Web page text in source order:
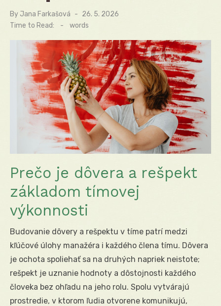
By Jana Farkašová
Posted
on
26. 5. 2026
Time to Read:
- words
Prečo je dôvera a rešpekt
základom tímovej
výkonnosti
Budovanie dôvery a rešpektu v tíme patrí medzi
kľúčové úlohy manažéra i každého člena tímu. Dôvera
je ochota spoliehať sa na druhých napriek neistote;
rešpekt je uznanie hodnoty a dôstojnosti každého
človeka bez ohľadu na jeho rolu. Spolu vytvárajú
prostredie, v ktorom ľudia otvorene komunikujú,